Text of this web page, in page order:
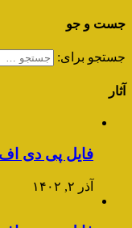
جست و جو
جستجو برای:
آثار
فایل پی دی
آذر ۲, ۱۴۰۲